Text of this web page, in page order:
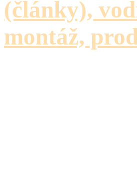
(články),
montáž,